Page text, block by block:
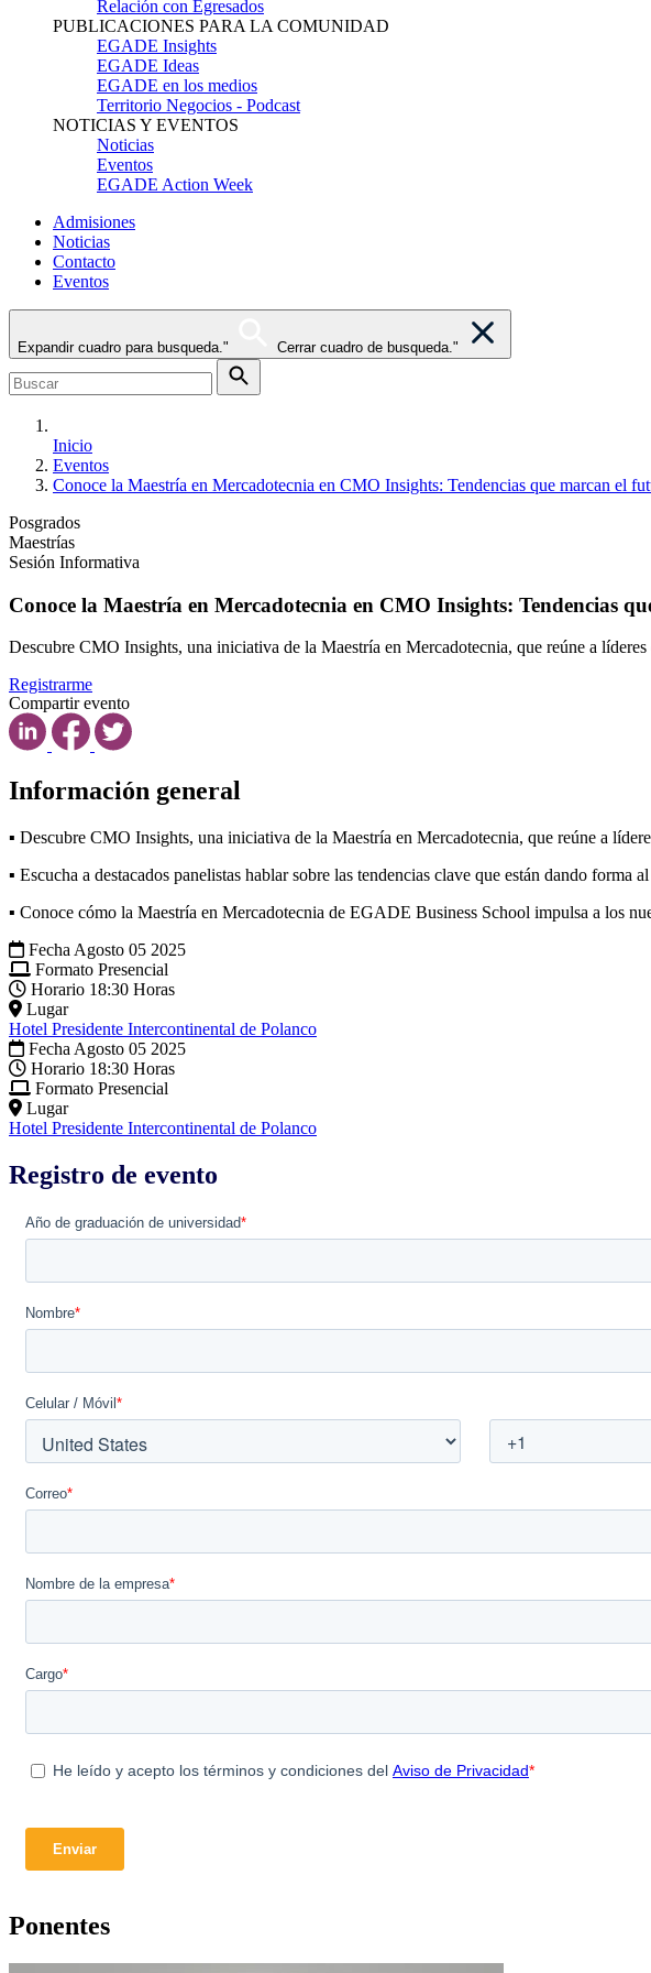
Relación con Egresados
PUBLICACIONES PARA LA COMUNIDAD
EGADE Insights
EGADE Ideas
EGADE en los medios
Territorio Negocios - Podcast
NOTICIAS Y EVENTOS
Noticias
Eventos
EGADE Action Week
Admisiones
Noticias
Contacto
Eventos
Expandir cuadro para busqueda." Cerrar cuadro de busqueda."
Inicio
Eventos
Conoce la Maestría en Mercadotecnia en CMO Insights: Tendencias que marcan el
Posgrados
Maestrías
Sesión Informativa
Conoce la Maestría en Mercadotecnia en CMO Insights: Tendencias
Descubre CMO Insights, una iniciativa de la Maestría en Mercadotecnia, que reúne a
Registrarme
Compartir evento
Información general
▪ Descubre CMO Insights, una iniciativa de la Maestría en Mercadotecnia, que reúne a
▪ Escucha a destacados panelistas hablar sobre las tendencias clave que están dando forma
▪ Conoce cómo la Maestría en Mercadotecnia de EGADE Business School impulsa a los
Fecha Agosto 05 2025
Formato Presencial
Horario 18:30 Horas
Lugar
Hotel Presidente Intercontinental de Polanco
Fecha Agosto 05 2025
Horario 18:30 Horas
Formato Presencial
Lugar
Hotel Presidente Intercontinental de Polanco
Registro de evento
Ponentes